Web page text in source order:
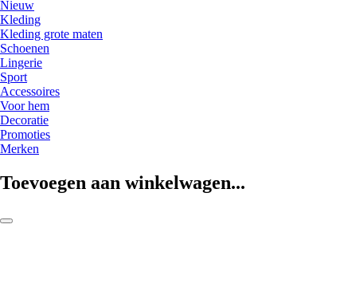
Nieuw
Kleding
Kleding grote maten
Schoenen
Lingerie
Sport
Accessoires
Voor hem
Decoratie
Promoties
Merken
Toevoegen aan winkelwagen...